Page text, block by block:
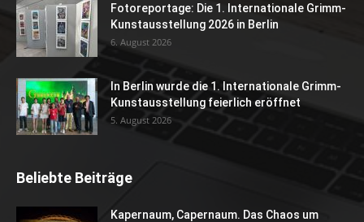
Fotoreportage: Die 1. Internationale Grimm-
Kunstausstellung 2026 in Berlin
6. August 2026
In Berlin wurde die 1. Internationale Grimm-
Kunstausstellung feierlich eröffnet
5. August 2026
Beliebte Beiträge
Kapernaum, Capernaum. Das Chaos um